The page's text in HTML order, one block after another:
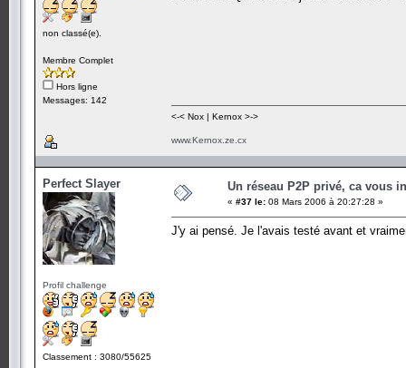
non classé(e).
Membre Complet
Hors ligne
Messages: 142
<-< Nox | Kernox >->
www.Kernox.ze.cx
Perfect Slayer
Profil challenge
Classement : 3080/55625
Un réseau P2P privé, ca vous
« #37 le: 08 Mars 2006 à 20:27:28 »
J'y ai pensé. Je l'avais testé avant et